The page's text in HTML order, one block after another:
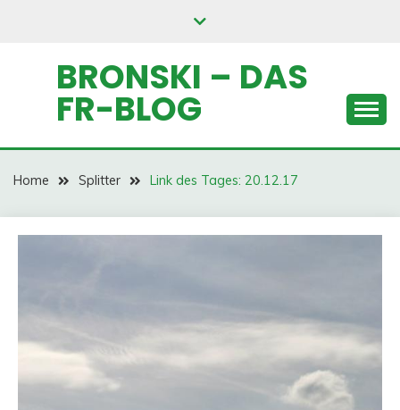
BRONSKI – DAS
FR-BLOG
Home Splitter Link des Tages: 20.12.17